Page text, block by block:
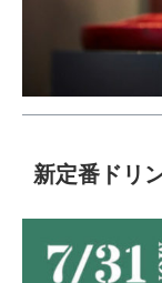
新定番ドリ